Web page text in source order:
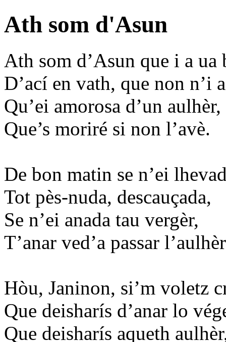
Ath som d'Asun
Ath som d’Asun que i a ua
D’ací en vath, que non n’i
Qu’ei amorosa d’un aulhèr,
Que’s moriré si non l’avè.
De bon matin se n’ei
Tot pès-nuda, descauçada,
Se n’ei anada tau vergèr,
T’anar ved’a passar
Hòu, Janinon, si’m voletz
Que deisharís d’anar lo
Que deisharís aqueth